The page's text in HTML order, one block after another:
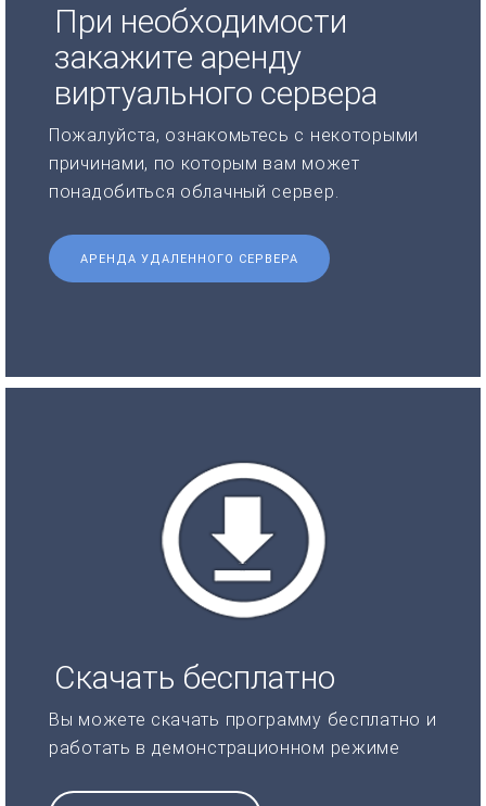
При необходимости
закажите аренду
виртуального сервера
Пожалуйста, ознакомьтесь с некоторыми
причинами, по которым вам может
понадобиться облачный сервер.
АРЕНДА УДАЛЕННОГО СЕРВЕРА
Скачать бесплатно
Вы можете скачать программу бесплатно и
работать в демонстрационном режиме